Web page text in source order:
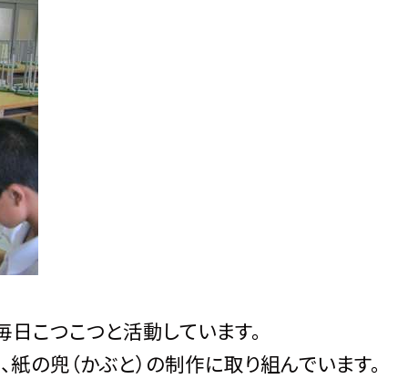
こつこつと活動しています。
の兜（かぶと）の制作に取り組んでいます。